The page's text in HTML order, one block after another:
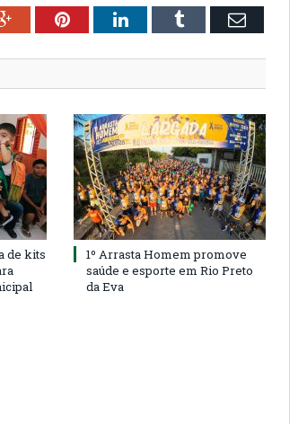
Google+PinterestLinkedInTumblr Email
de kits
1º Arrasta Homem promove
saúde e esporte em Rio Preto
da Eva